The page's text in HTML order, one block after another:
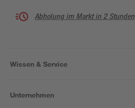
Abholung im Markt in 2 Stunden
Wissen & Service
Unternehmen